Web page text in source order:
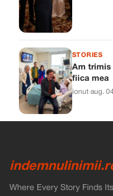
STORIES
Am trimis
fiica mea
ionut·aug.
Where Every Story Finds